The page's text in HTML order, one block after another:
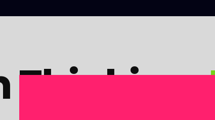
Thinking,